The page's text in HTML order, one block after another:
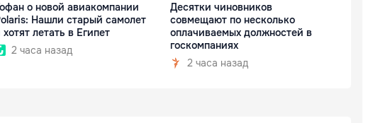
о новой авиакомпании
Нашли старый самолет
хотят летать в Египет
2 часа назад
Десятки чиновников
совмещают по несколько
оплачиваемых должностей в
госкомпаниях
2 часа назад